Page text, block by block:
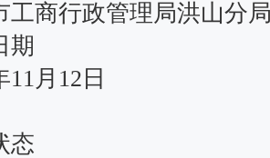
工商行政管理局洪山分
期
11月12日
态